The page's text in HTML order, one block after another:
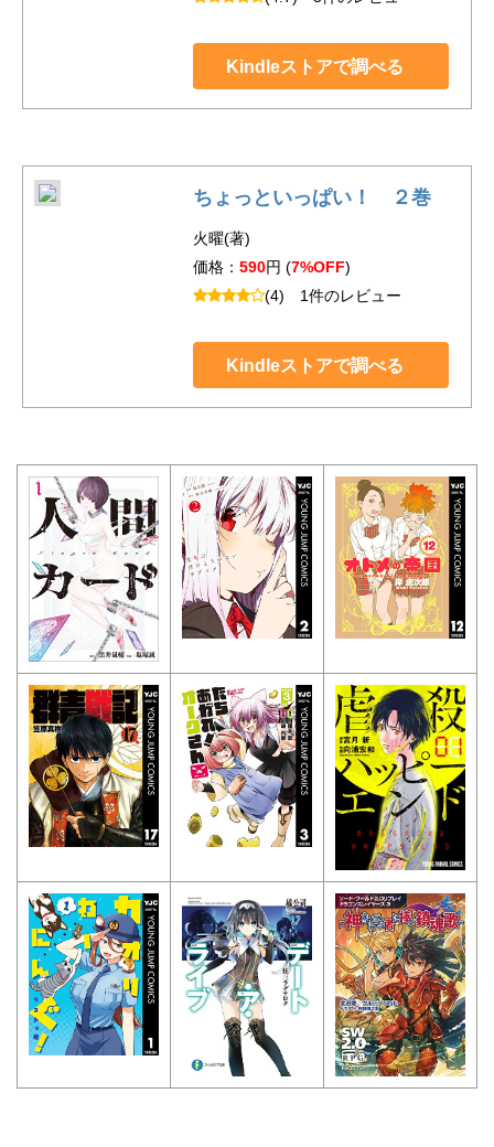
Kindleストアで調べる
ちょっといっぱい！ ２巻
火曜(著)
価格： 590円 (7%OFF)
(4) 1件のレビュー
Kindleストアで調べる